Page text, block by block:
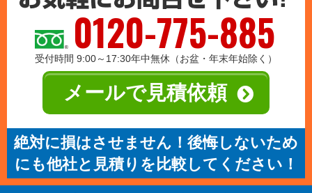
0120-775-885
受付時間 9:00～17:30年中無休（お盆・年末年始除く）
メールで見積依頼
絶対に損はさせません！後悔しないため
にも他社と見積りを比較してください！